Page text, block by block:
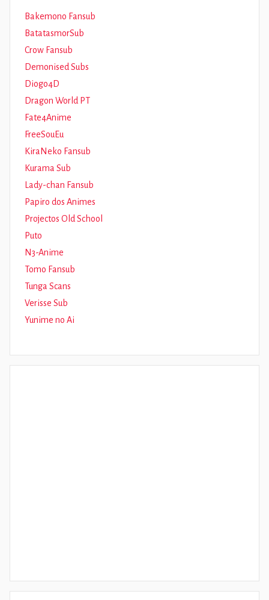
Bakemono Fansub
BatatasmorSub
Crow Fansub
Demonised Subs
Diogo4D
Dragon World PT
Fate4Anime
FreeSouEu
KiraNeko Fansub
Kurama Sub
Lady-chan Fansub
Papiro dos Animes
Projectos Old School
Puto
N3-Anime
Tomo Fansub
Tunga Scans
Verisse Sub
Yunime no Ai